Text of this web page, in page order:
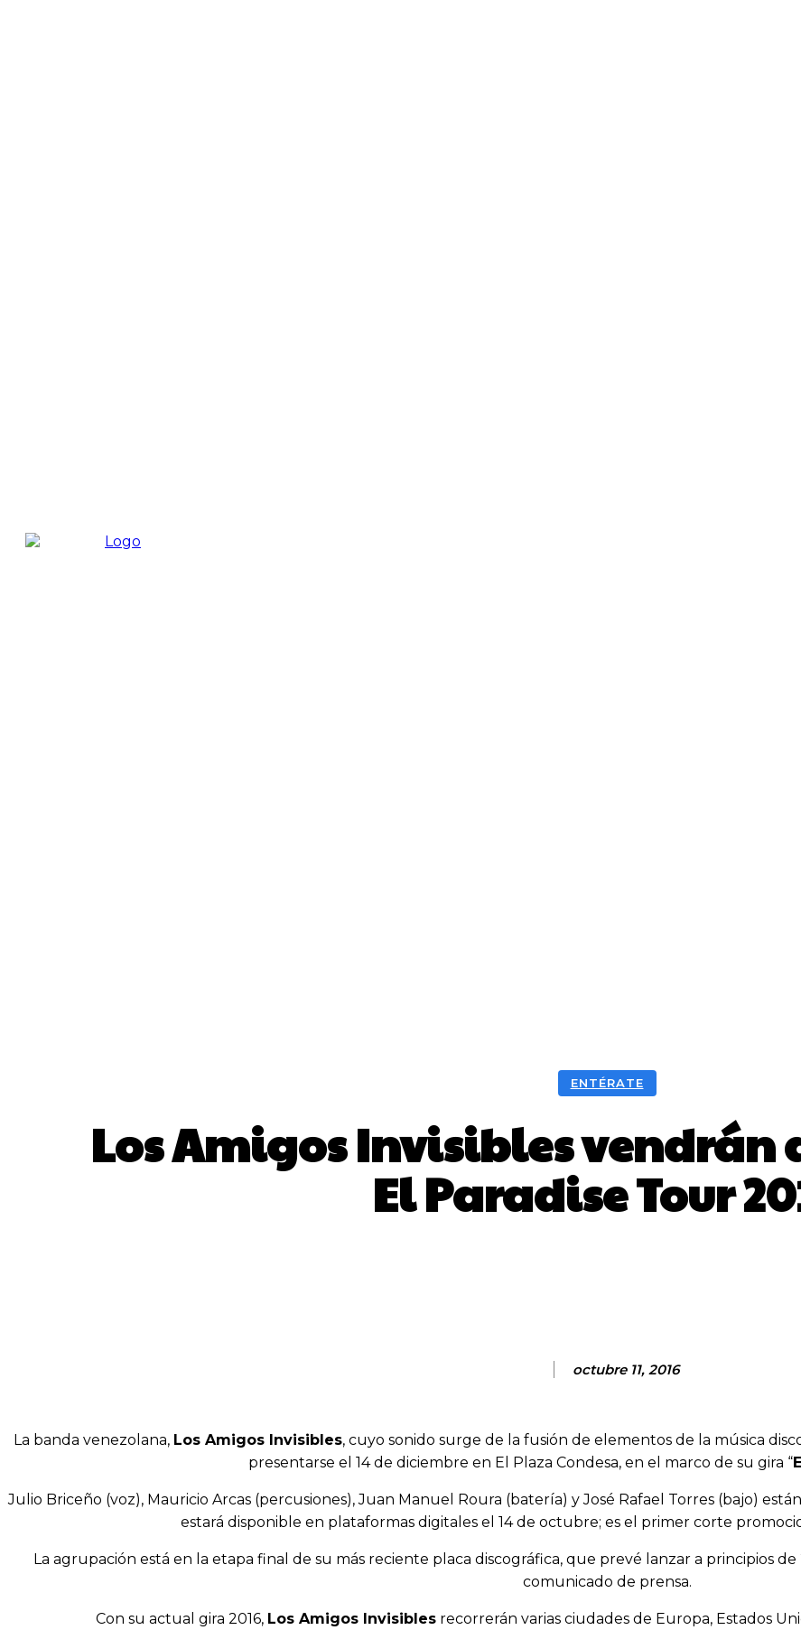
ENTÉRATE
Los Amigos Invisibles vendrán
El Paradise Tour
octubre 11, 2016
La banda venezolana, Los Amigos Invisibles, cuyo sonido surge de la fusión de elementos de la música
presentarse el 14 de diciembre en El Plaza Condesa, en el marco de su gira “
Julio Briceño (voz), Mauricio Arcas (percusiones), Juan Manuel Roura (batería) y José Rafael Torres (bajo)
estará disponible en plataformas digitales el 14 de octubre; es el primer corte
La agrupación está en la etapa final de su más reciente placa discográfica, que prevé lanzar a principios
comunicado de prensa.
Con su actual gira 2016, Los Amigos Invisiblesrecorrerán varias ciudades de Europa, Estados